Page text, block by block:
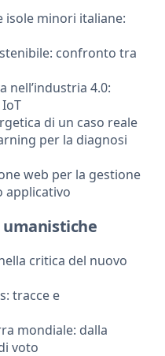
isole minori italiane:
confronto tra
nell’industria 4.0:
di un caso reale
per la diagnosi
web per la gestione
applicativo
critica del nuovo
tracce e
mondiale: dalla
voto